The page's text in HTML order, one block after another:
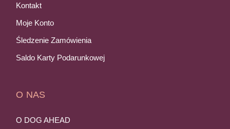
Kontakt
Moje Konto
Śledzenie Zamówienia
Saldo Karty Podarunkowej
O NAS
O DOG AHEAD